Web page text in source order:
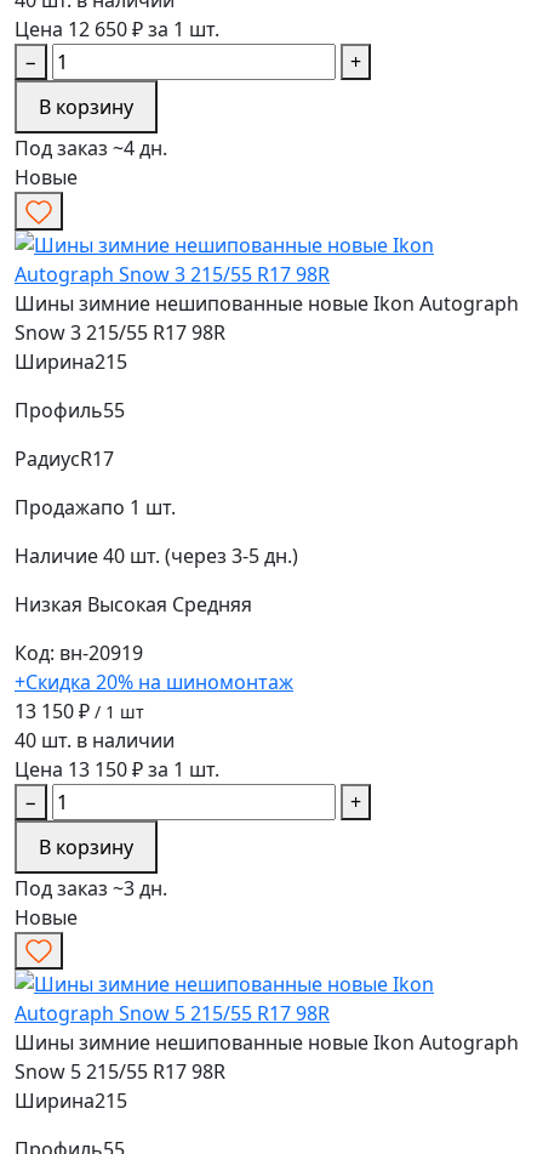
Цена 12 650 ₽ за 1 шт.
−
+
В корзину
Под заказ ~4 дн.
Новые
Шины зимние нешипованные новые Ikon Autograph
Snow 3 215/55 R17 98R
Ширина215
Профиль55
РадиусR17
Продажапо 1 шт.
Наличие40 шт. (через 3-5 дн.)
Низкая Высокая Средняя
Код: вн-20919
+Скидка 20% на шиномонтаж
13 150 ₽ / 1 шт
40 шт. в наличии
Цена 13 150 ₽ за 1 шт.
−
+
В корзину
Под заказ ~3 дн.
Новые
Шины зимние нешипованные новые Ikon Autograph
Snow 5 215/55 R17 98R
Ширина215